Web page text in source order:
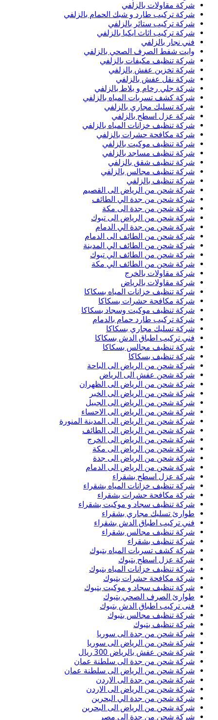
شركة مقاولات بالزلفي
شركة تركيب طارد و شبك الحمام بالزلفي
شركة تركيب ستائر بالزلفي
شركة تركيب اثاث ايكيا بالزلفي
فني نجار بالزلفي
وايت شفط الصرف الصحي بالزلفي
شركة تنظيف مكيفات بالزلفي
شركة تخزين عفش بالزلفي
شركة نقل عفش بالزلفي
شركة جلي رخام و بلاط بالزلفي
شركة كشف تسربات المياه بالزلفي
شركة تسليك مجاري بالزلفي
شركة عزل اسطح بالزلفي
شركة تنظيف خزانات المياه بالزلفي
شركة مكافحة حشرات بالزلفي
شركة تنظيف موكيت بالزلفي
شركة تنظيف مساجد بالزلفي
شركة تنظيف شقق بالزلفي
شركة تنظيف مجالس بالزلفي
شركة تنظيف بالزلفي
شركة شحن من الرياض الى القصيم
شركة شحن من جدة الي الطائف
شركة شحن من جدة الى مكة
شركة شحن من الرياض الى تبوك
شركة شحن من جدة الي الدمام
شركة شحن من الطائف الى الدمام
شركة شحن من الطائف الي المدينة
شركة شحن من الطائف الي تبوك
شركة شحن من الطائف الي مكة
شركة مقاولات بالخرج
شركة مقاولات بالرياض
شركة تنظيف خزانات المياه بسكاكا
شركة مكافحة حشرات بسكاكا
شركة تنظيف موكيت وسجاد بسكاكا
شركة تركيب طارد حمام بالدمام
شركة تسليك مجاري بسكاكا
فني تركيب اطباق الدش بسكاكا
شركة تنظيف مجالس بسكاكا
شركة تنظيف بسكاكا
شركة شحن من الرياض الى الباحة
شركة شحن عفش الى الرياض
شركة شحن من الرياض الى الظهران
شركة شحن من الرياض الى الخبر
شركة شحن من الرياض الى الجبيل
شركة شحن من الرياض الى الاحساء
شركة شحن من الرياض الى المدينة المنورة
شركة شحن من الرياض الى الطائف
شركة شحن من الرياض الى الخرج
شركة شحن من الرياض الى مكة
شركة شحن من الرياض الى جدة
شركة شحن من الرياض الى الدمام
شركة عزل اسطح بشقراء
شركة تنظيف خزانات المياه بشقراء
شركة مكافحة حشرات بشقراء
شركة تنظيف سجاد و موكيت بشقراء
طوارئ تسليك مجاري بشقراء
فني تركيب اطباق الدش بشقراء
شركة تنظيف مجالس بشقراء
شركة تنظيف بشقراء
شركة كشف تسربات المياه بتبوك
شركة عزل اسطح بتبوك
شركة تنظيف خزانات المياه بتبوك
شركة مكافحة حشرات بتبوك
شركة تنظيف سجاد و موكيت بتبوك
طوارئ الصرف الصحي بتبوك
فنى تركيب اطباق الدش بتبوك
شركة تنظيف مجالس بتبوك
شركة تنظيف بتبوك
شركة شحن من جدة الى سوريا
شركة شحن من الرياض الى سوريا
شركة شحن عفش بالرياض 300 ريال
شركة شحن من جدة الى سلطنة عمان
شركة شحن من الرياض الى سلطنة عمان
شركة شحن من جدة الى الاردن
شركة شحن من الرياض الى الاردن
شركة شحن من جدة الي البحرين
شركة شحن من الرياض الى البحرين
شركة شحن من جدة الى مصر